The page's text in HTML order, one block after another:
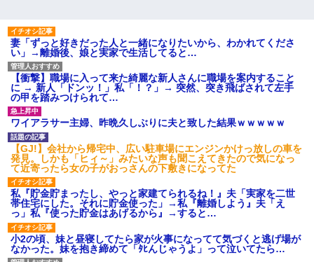
これってガチなん？それともネ
タなん？w w w w w w w w w
【驚愕】女さん「43億円注文
して………キャンセルっと！」
←こいつの目的って一体なんな
の？？？？？？？
【大炎上】 ふつうの日本人、
ガチで滅びそう…
義兄嫁が「自己破産になる。
アンタのせいだ」と電話を寄越
した。夫が確認すると借金は判
明分だけで500万円。ブランドバ
ッグや時計をカードで買いサ...
お気に入りの喫茶店のパート
の口臭についてマスターにメモ
を渡した。その後は店員が無表
情になり、マスターも…
ハードオフに売っていた4万
4000円のフィギュアがヤバすぎ
るｗｗｗｗｗｗ「こんな高い
の？ｗｗ」「逆に超安い」
話題に「子どもの成長期には月8
万円は必要」「業務スーパー活
用なら可能かも」
彼女とレストランに行って、
俺がソファーに座ったら彼女が
「えっ？」という顔に。俺「ソ
彼女から…
泊まりに来るなら嫁と子供に菓
子のひとつでも持ってきてよ」
って言われた。自分の実家に帰
るのに手土産なんて考えたこと
パート辞めるって報告した時
に迷惑だって言ってくる社員が
いて、その人の不満を言い返し
【警告】職務経歴書の『最初
の5行に書くべきこと』がこれ
妻「ずっと好きだった人と一緒になりたいから、わかれてくださ
い」→離婚後、娘と実家で生活してると…
【衝撃】職場に入って来た綺麗な新人さんに職場を案内すること
に → 新人「ドンッ！」私「！？」→ 突然、突き飛ばされて左手
の甲を踏みつけられて…
ワイアラサー主婦、昨晩久しぶりに夫と致した結果ｗｗｗｗｗ
【GJ!】会社から帰宅中、広い駐車場にエンジンかけっ放しの車を
発見。しかも「ヒィ～」みたいな声も聞こえてきたので気になっ
て近寄ったら女の子がおっさんの下敷きになってた
私『貯金貯まったし、やっと家建てられるね！』夫「実家を二世
帯住宅にした。それに貯金使った」→私『離婚しよう』夫「え
っ」私『使った貯金はあげるから』→すると…
小2の頃、妹と昼寝してたら家が火事になってて気づくと逃げ場が
なかった。妹を抱き締めて「ﾀﾋんじゃうよ」って泣いてたら…